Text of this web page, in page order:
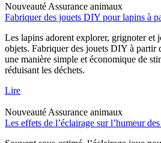
Nouveauté Assurance animaux
Fabriquer des jouets DIY pour lapins à
Les lapins adorent explorer, grignoter et
objets. Fabriquer des jouets DIY à partir
une manière simple et économique de
réduisant les déchets.
Lire
Nouveauté Assurance animaux
Les effets de l’éclairage sur l’humeur